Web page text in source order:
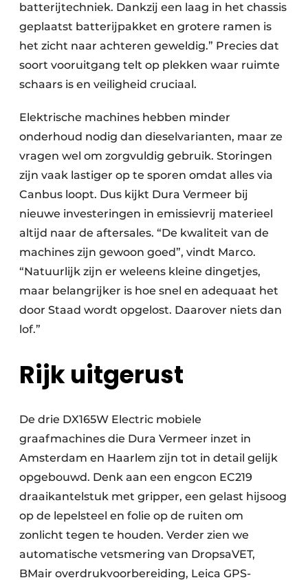
batterijtechniek. Dankzij een laag in het chassis
geplaatst batterijpakket en grotere ramen is
het zicht naar achteren geweldig.” Precies dat
soort vooruitgang telt op plekken waar ruimte
schaars is en veiligheid cruciaal.
Elektrische machines hebben minder
onderhoud nodig dan dieselvarianten, maar ze
vragen wel om zorgvuldig gebruik. Storingen
zijn vaak lastiger op te sporen omdat alles via
Canbus loopt. Dus kijkt Dura Vermeer bij
nieuwe investeringen in emissievrij materieel
altijd naar de aftersales. “De kwaliteit van de
machines zijn gewoon goed”, vindt Marco.
“Natuurlijk zijn er weleens kleine dingetjes,
maar belangrijker is hoe snel en adequaat het
door Staad wordt opgelost. Daarover niets dan
lof.”
Rijk uitgerust
De drie DX165W Electric mobiele
graafmachines die Dura Vermeer inzet in
Amsterdam en Haarlem zijn tot in detail gelijk
opgebouwd. Denk aan een engcon EC219
draaikantelstuk met gripper, een gelast hijsoog
op de lepelsteel en folie op de ruiten om
zonlicht tegen te houden. Verder zien we
automatische vetsmering van DropsaVET,
BMair overdrukvoorbereiding, Leica GPS-